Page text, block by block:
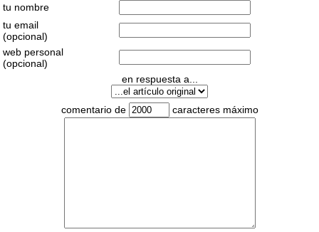
tu nombre
tu email
(opcional)
web personal
(opcional)
en respuesta a...
comentario de caracteres máximo